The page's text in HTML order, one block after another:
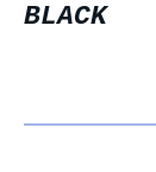
BLACK